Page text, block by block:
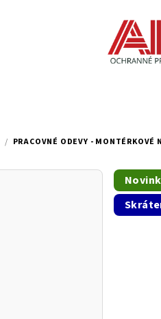
/ PRACOVNÉ ODEVY - MONTÉRKOVÉ